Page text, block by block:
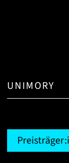
UNIMORY